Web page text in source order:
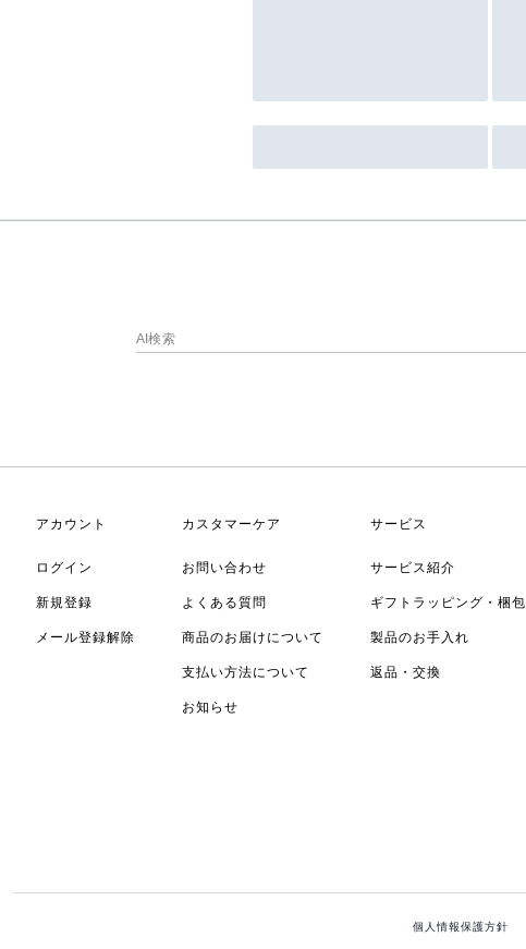
アカウント
ログイン
新規登録
メール登録解除
カスタマーケア
お問い合わせ
よくある質問
商品のお届けについて
支払い方法について
お知らせ
サービス
サービス紹介
ギフトラッピング・梱包
製品のお手入れ
返品・交換
個人情報保護方針